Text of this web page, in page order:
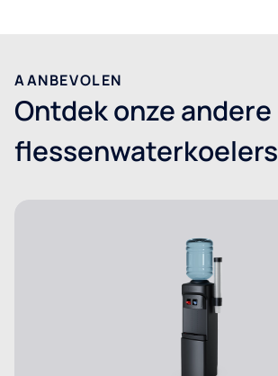
AANBEVOLEN
Ontdek onze andere
flessenwaterkoelers